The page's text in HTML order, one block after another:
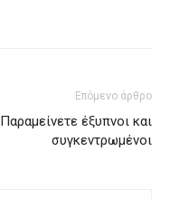
Επόμενο άρθρο
Παραμείνετε έξυπνοι και
συγκεντρωμένοι